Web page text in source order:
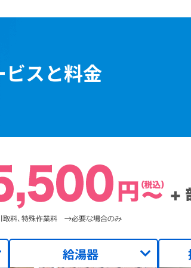
ビスと料金
給湯器